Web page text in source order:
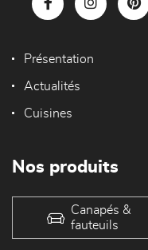
Présentation
Actualités
Cuisines
Nos produits
Canapés &
fauteuils